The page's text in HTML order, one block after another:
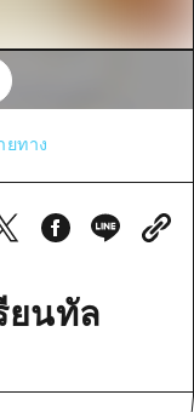
คุ้มค่า
ทาง
ยนทัล